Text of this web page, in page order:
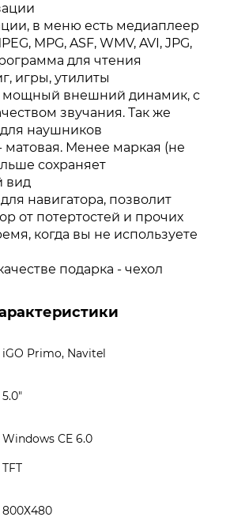
в меню есть медиаплеер
MPG, ASF, WMV, AVI, JPG,
для чтения
игры, утилиты
мощный внешний динамик, с
звучания. Так же
наушников
матовая. Менее маркая (не
сохраняет
вид
навигатора, позволит
от потертостей и прочих
когда вы не используете
подарка - чехол
iGO Primo, Navitel
5.0"
Windows CE 6.0
TFT
800Х480